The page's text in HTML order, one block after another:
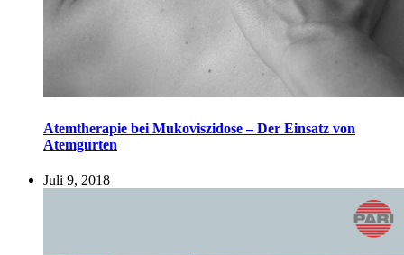
Atemtherapie bei Mukoviszidose – Der Einsatz von
Atemgurten
Juli 9, 2018